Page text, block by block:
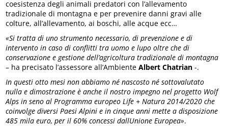
coesistenza degli animali predatori con l’allevamento
tradizionale di montagna e per prevenire danni gravi alle
colture, all’allevamento, ai boschi, alle acque ecc…
«Si tratta di uno strumento necessario, di prevenzione e di
intervento in caso di conflitti tra uomo e lupo oltre che di
conservazione e gestione dell’agricoltura tradizionale di montagna
– ha precisato l’assessore all’AmbienteAlbert Chatrian -.
In questi otto mesi non abbiamo né nascosto né sottovalutato
nulla e dimostrazione è anche il nostro impegno nel progetto Wolf
Alps in seno al Programma europeo Life + Natura 2014/2020 che
coinvolge diversi Paesi Alpini e in cinque anni mette a disposizione
485 mila euro, per il 60% concessi dallUnione Europea».